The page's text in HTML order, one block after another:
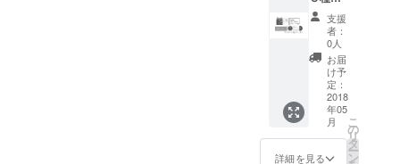
て頂き
ます。
詳細は
随時お
伝え致
しま
す。)
種
◯LIVE
演出映
像 原画
ランダ
ム3枚
◯アー
トブッ
ク of リ
クノコ
トウ ◯
◯チ
ケット
◯ミニ
アルバ
ム「リ
クノコ
トウ」
(全7曲
予定)
◯LIVE
DVD「
支援
者：
0人
お届
け予
定：
2018
年05
月
詳細を見る
こ
の
リ
タ
ー
ン